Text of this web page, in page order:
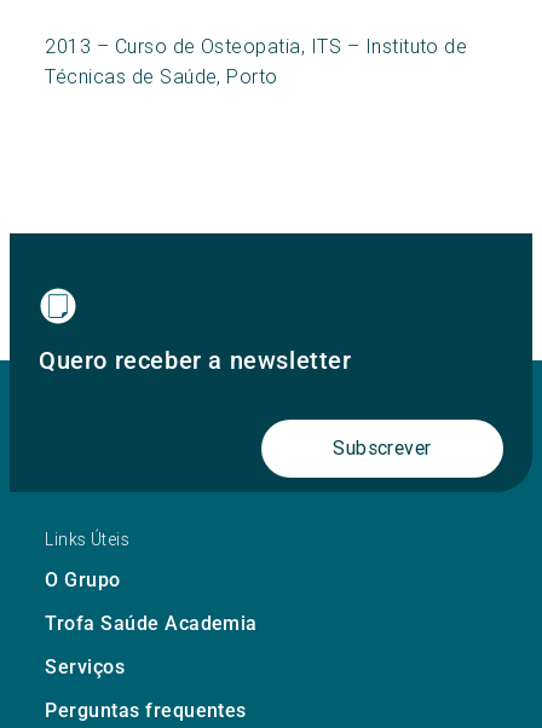
2013 – Curso de Osteopatia, ITS – Instituto de
Técnicas de Saúde, Porto
Quero receber a newsletter
Subscrever
Links Úteis
O Grupo
Trofa Saúde Academia
Serviços
Perguntas frequentes